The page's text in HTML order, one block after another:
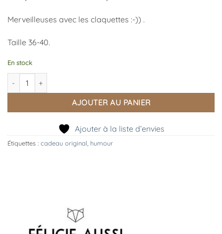
Merveilleuses avec les claquettes :-)) .
Taille 36-40.
En stock
quantité de Chaussettes Pailletées PETITE CONNE
AJOUTER AU PANIER
Ajouter à la liste d’envies
Étiquettes : cadeau original humour